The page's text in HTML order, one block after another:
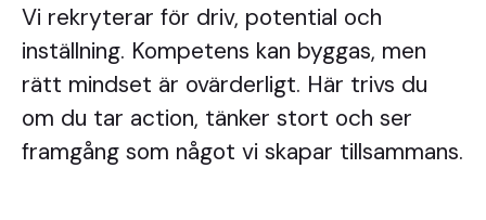
Vi rekryterar för driv, potential och
inställning. Kompetens kan byggas, men
rätt mindset är ovärderligt. Här trivs du
om du tar action, tänker stort och ser
framgång som något vi skapar tillsammans.